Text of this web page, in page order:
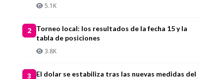
5.1K
2
Torneo local: los resultados de la fecha 15 y la
tabla de posiciones
3.8K
3
El dolar se estabiliza tras las nuevas medidas del